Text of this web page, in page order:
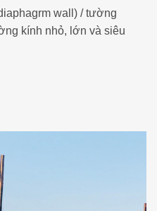
wall) / tường
kính nhỏ, lớn và siêu